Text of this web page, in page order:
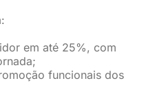
em até 25%, com
funcionais dos